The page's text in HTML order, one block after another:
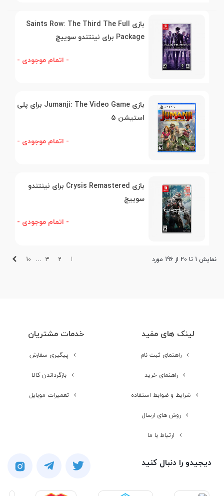
بازی Saints Row: The Third The Full
Package برای نینتندو سوییچ
- اتمام موجودی -
بازی Jumanji: The Video Game برای پلی
استیشن 5
- اتمام موجودی -
بازی Crysis Remastered برای نینتندو
سوییچ
- اتمام موجودی -
نمایش 1 تا 20 از 196 مورد 1
2
3
…
10
لینک های مفید
راهنمای ثبت نام
راهنمای خرید
شرایط و ضوابط استفاده
روش های ارسال
ارتباط با ما
خدمات مشتریان
پیگیری سفارش
بازگرداندن کالا
تعمیرات موبایل
دیجیدو را دنبال کنید